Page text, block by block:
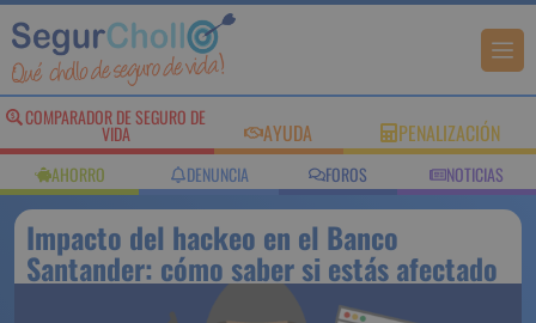
COMPARADOR DE SEGURO DE
VIDA AYUDA PENALIZACIÓN
AHORRO DENUNCIA FOROS NOTICIAS
Impacto del hackeo en el Banco
Santander: cómo saber si estás afectado